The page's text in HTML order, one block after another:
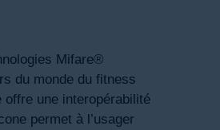
Mifare®
du monde du fitness
offre une interopérabilité
permet à l’usager